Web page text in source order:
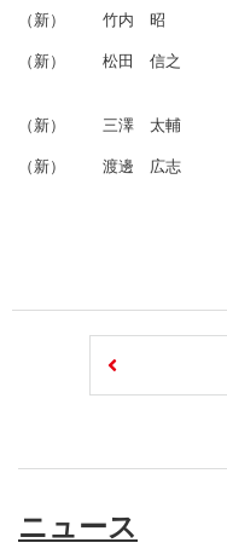
（新） 竹内 昭
（新） 松田 信之
（新） 三澤 太輔
（新） 渡邊 広志
ニュース